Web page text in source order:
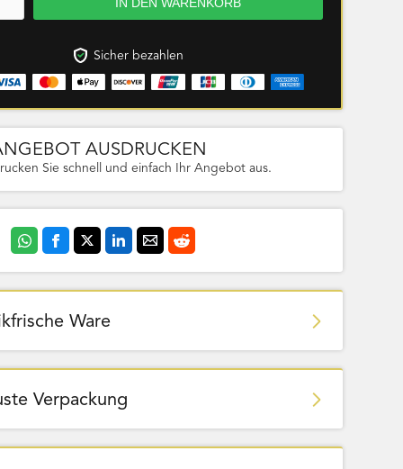
Sicher bezahlen
AUSDRUCKEN
Sie schnell und einfach Ihr Angebot aus.
Ware
Verpackung